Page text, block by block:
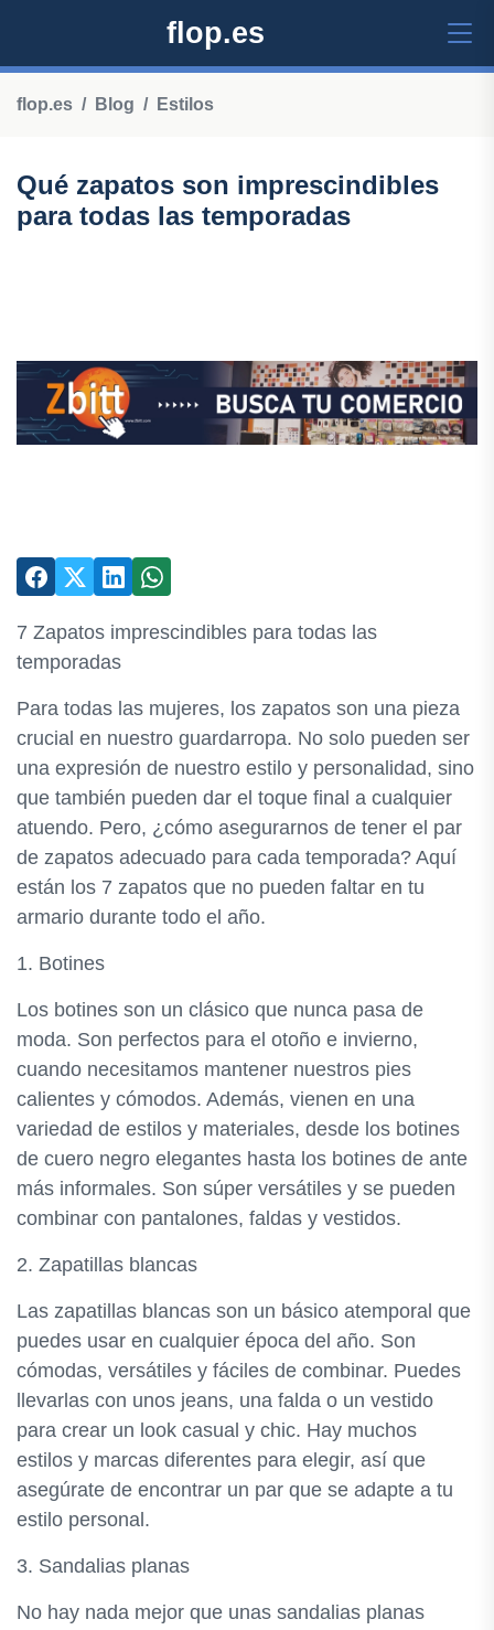
flop.es
flop.es Blog Estilos
Qué zapatos son imprescindibles
para todas las temporadas
7 Zapatos imprescindibles para todas las
temporadas
Para todas las mujeres, los zapatos son una pieza
crucial en nuestro guardarropa. No solo pueden ser
una expresión de nuestro estilo y personalidad, sino
que también pueden dar el toque final a cualquier
atuendo. Pero, ¿cómo asegurarnos de tener el par
de zapatos adecuado para cada temporada? Aquí
están los 7 zapatos que no pueden faltar en tu
armario durante todo el año.
1. Botines
Los botines son un clásico que nunca pasa de
moda. Son perfectos para el otoño e invierno,
cuando necesitamos mantener nuestros pies
calientes y cómodos. Además, vienen en una
variedad de estilos y materiales, desde los botines
de cuero negro elegantes hasta los botines de ante
más informales. Son súper versátiles y se pueden
combinar con pantalones, faldas y vestidos.
2. Zapatillas blancas
Las zapatillas blancas son un básico atemporal que
puedes usar en cualquier época del año. Son
cómodas, versátiles y fáciles de combinar. Puedes
llevarlas con unos jeans, una falda o un vestido
para crear un look casual y chic. Hay muchos
estilos y marcas diferentes para elegir, así que
asegúrate de encontrar un par que se adapte a tu
estilo personal.
3. Sandalias planas
No hay nada mejor que unas sandalias planas